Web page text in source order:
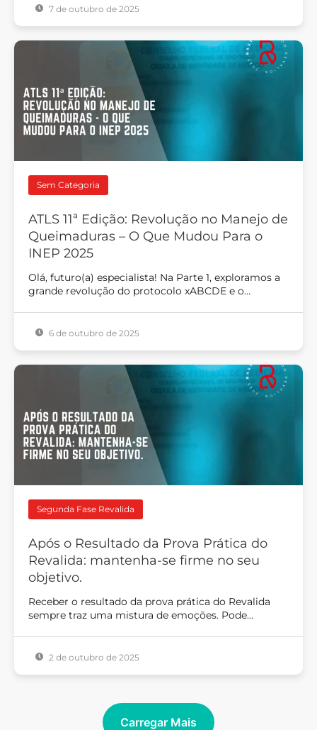
7 de outubro de 2025
Sem Categoria
ATLS 11ª Edição: Revolução no Manejo de
Queimaduras – O Que Mudou Para o
INEP 2025
Olá, futuro(a) especialista! Na Parte 1, exploramos a
grande revolução do protocolo xABCDE e o…
6 de outubro de 2025
Segunda Fase Revalida
Após o Resultado da Prova Prática do
Revalida: mantenha-se firme no seu
objetivo.
Receber o resultado da prova prática do Revalida
sempre traz uma mistura de emoções. Pode…
2 de outubro de 2025
Carregar Mais